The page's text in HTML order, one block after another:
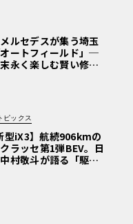
ルセデスが集う埼玉
ートフィールド」─
永く楽しむ賢い修理
がフックス製オイル
〈PR〉
ピックス
型iX3】航続906kmの
ラッセ第1弾BEV。日
村敬斗が語る「駆け
」